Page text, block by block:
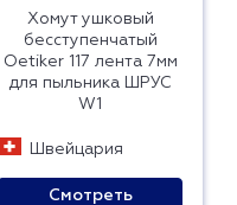
Хомут ушковый
бесступенчатый
Oetiker 117 лента 7мм
для пыльника ШРУС
W1
Швейцария
Смотреть